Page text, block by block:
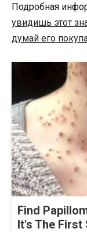
Подробная
увидишь этот
думай его
Find
It's The First